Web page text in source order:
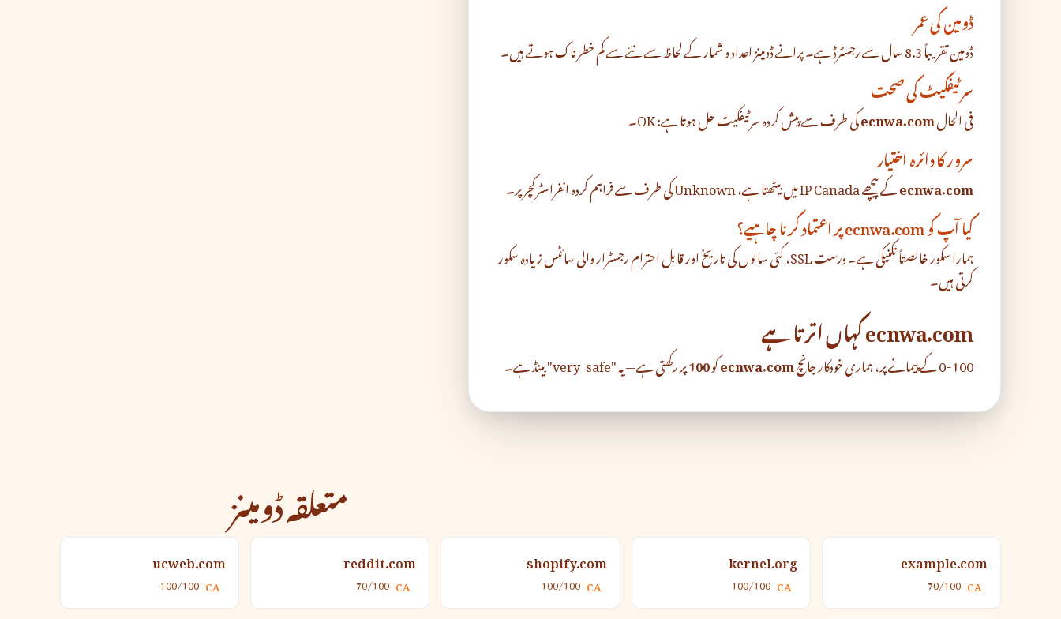
ڈومین کی عمر
ڈومین تقریباً 8.3 سال سے رجسٹرڈ ہے۔ پرانے ڈومینز اعداد و شمار کے لحاظ سے نئے سے کم خطرناک ہوتے ہیں۔
سرٹیفکیٹ کی صحت
فی الحالecnwa.comکی طرف سے پیش کردہ سرٹیفکیٹ حل ہوتا ہے: OK۔
سرور کا دائرہ اختیار
ecnwa.comکے پیچھے IP Canada میں بیٹھتا ہے، Unknown کی طرف سے فراہم کردہ انفراسٹرکچر پر۔
کیا آپ کو ecnwa.com پر اعتماد کرنا چاہیے؟
ہمارا سکور خالصتاً تکنیکی ہے۔ درست SSL، کئی سالوں کی تاریخ اور قابل احترام رجسٹرار والی سائٹس زیادہ سکور
کرتی ہیں۔
ecnwa.com کہاں اترتا ہے
0-100 کے پیمانے پر، ہماری خودکار جانچ ecnwa.comکو100پر رکھتی ہے — یہ "very_safe" بینڈ ہے۔
متعلقہ ڈومینز
example.com
CA
70/100
kernel.org
CA
100/100
shopify.com
CA
100/100
reddit.com
CA
70/100
ucweb.com
CA
100/100